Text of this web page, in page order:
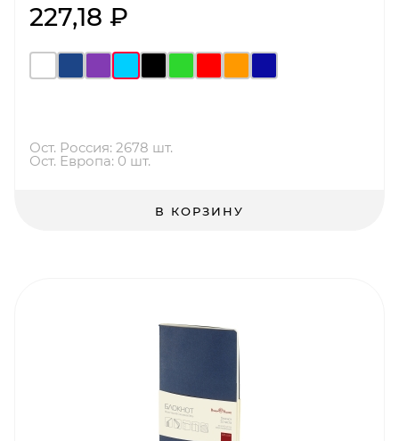
227,18 ₽
Ост. Россия: 2678 шт.
Ост. Европа: 0 шт.
В КОРЗИНУ